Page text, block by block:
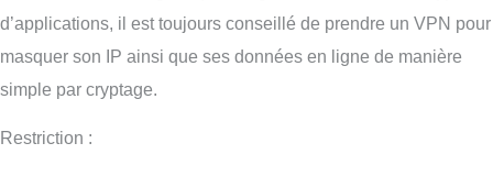
d’applications, il est toujours conseillé de prendre un VPN pour
masquer son IP ainsi que ses données en ligne de manière
simple par cryptage.
Restriction :